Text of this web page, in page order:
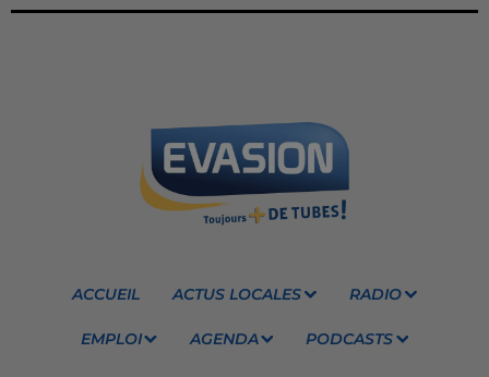
ACCUEIL ACTUS LOCALES RADIO
EMPLOI AGENDA PODCASTS